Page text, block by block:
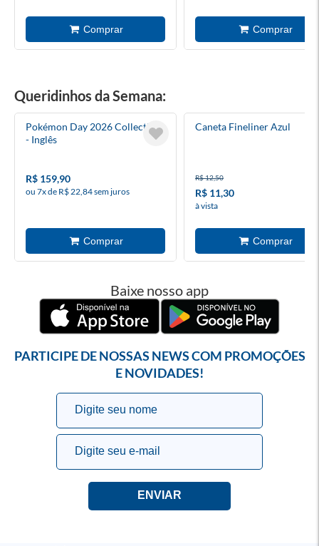
Queridinhos da Semana:
Pokémon Day 2026 Collection
- Inglês
R$ 159,90
ou 7x de R$ 22,84 sem juros
Caneta Fineliner Azul
R$ 12,50
R$ 11,30
à vista
Baixe nosso app
PARTICIPE DE NOSSAS NEWS COM PROMOÇÕES
E NOVIDADES!